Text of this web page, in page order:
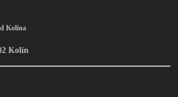
Kolína
Kolín